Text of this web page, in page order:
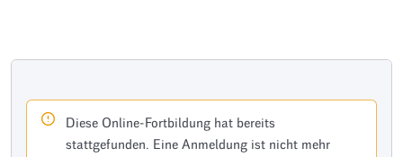
Diese Online-Fortbildung hat bereits
stattgefunden. Eine Anmeldung ist nicht mehr